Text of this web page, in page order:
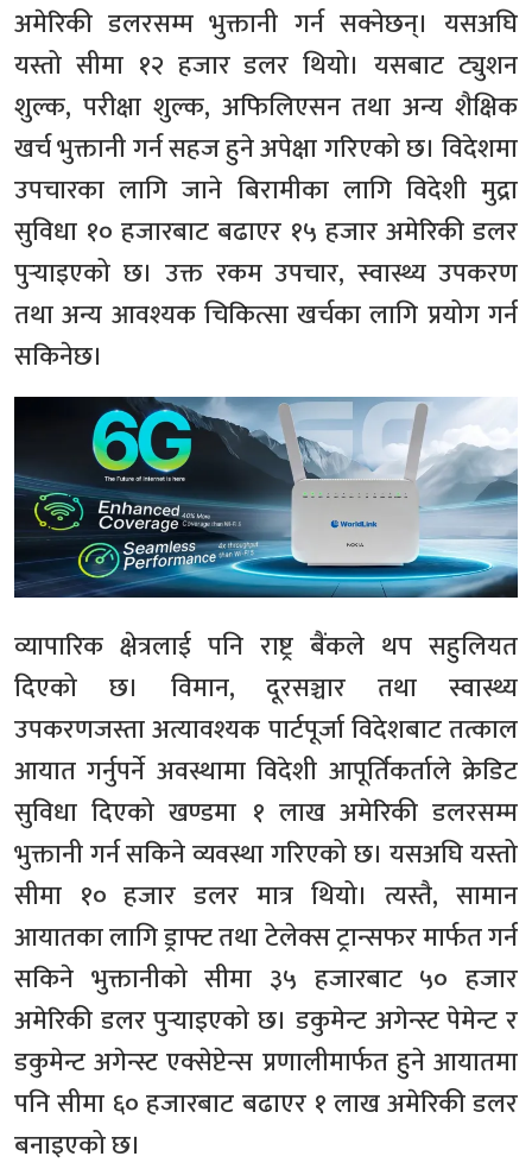
अमेरिकी डलरसम्म भुक्तानी गर्न सक्नेछन्। यसअघि
यस्तो सीमा १२ हजार डलर थियो। यसबाट ट्युशन
शुल्क, परीक्षा शुल्क, अफिलिएसन तथा अन्य शैक्षिक
खर्च भुक्तानी गर्न सहज हुने अपेक्षा गरिएको छ। विदेशमा
उपचारका लागि जाने बिरामीका लागि विदेशी मुद्रा
सुविधा १० हजारबाट बढाएर १५ हजार अमेरिकी डलर
पुर्‍याइएको छ। उक्त रकम उपचार, स्वास्थ्य उपकरण
तथा अन्य आवश्यक चिकित्सा खर्चका लागि प्रयोग गर्न
सकिनेछ।
व्यापारिक क्षेत्रलाई पनि राष्ट्र बैंकले थप सहुलियत
दिएको छ। विमान, दूरसञ्चार तथा स्वास्थ्य
उपकरणजस्ता अत्यावश्यक पार्टपूर्जा विदेशबाट तत्काल
आयात गर्नुपर्ने अवस्थामा विदेशी आपूर्तिकर्ताले क्रेडिट
सुविधा दिएको खण्डमा १ लाख अमेरिकी डलरसम्म
भुक्तानी गर्न सकिने व्यवस्था गरिएको छ। यसअघि यस्तो
सीमा १० हजार डलर मात्र थियो। त्यस्तै, सामान
आयातका लागि ड्राफ्ट तथा टेलेक्स ट्रान्सफर मार्फत गर्न
सकिने भुक्तानीको सीमा ३५ हजारबाट ५० हजार
अमेरिकी डलर पुर्‍याइएको छ। डकुमेन्ट अगेन्स्ट पेमेन्ट र
डकुमेन्ट अगेन्स्ट एक्सेप्टेन्स प्रणालीमार्फत हुने आयातमा
पनि सीमा ६० हजारबाट बढाएर १ लाख अमेरिकी डलर
बनाइएको छ।